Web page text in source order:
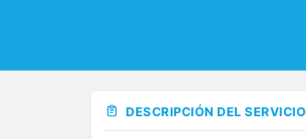
DESCRIPCIÓN DEL SERVICIO